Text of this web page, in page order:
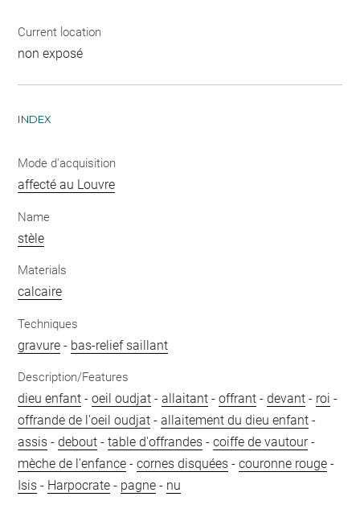
Current location
non exposé
INDEX
Mode d'acquisition
affecté au Louvre
Name
stèle
Materials
calcaire
Techniques
gravure - bas-relief saillant
Description/Features
dieu enfant -oeil oudjat -allaitant -offrant -devant - roi -
offrande de l'oeil oudjat -allaitement du dieu enfant -
assis -debout -table d'offrandes -coiffe de vautour-
mèche de l'enfance -cornes disquées -couronne rouge -
Isis - Harpocrate - pagne - nu